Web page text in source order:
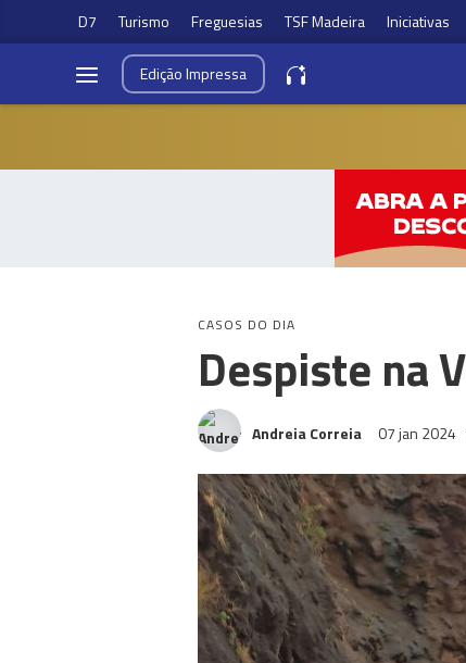
D7 Turismo Freguesias TSF Madeira Iniciativas
EdiçãoImpressa
CASOS DO DIA
Despiste na
Andreia Correia 07 jan 2024